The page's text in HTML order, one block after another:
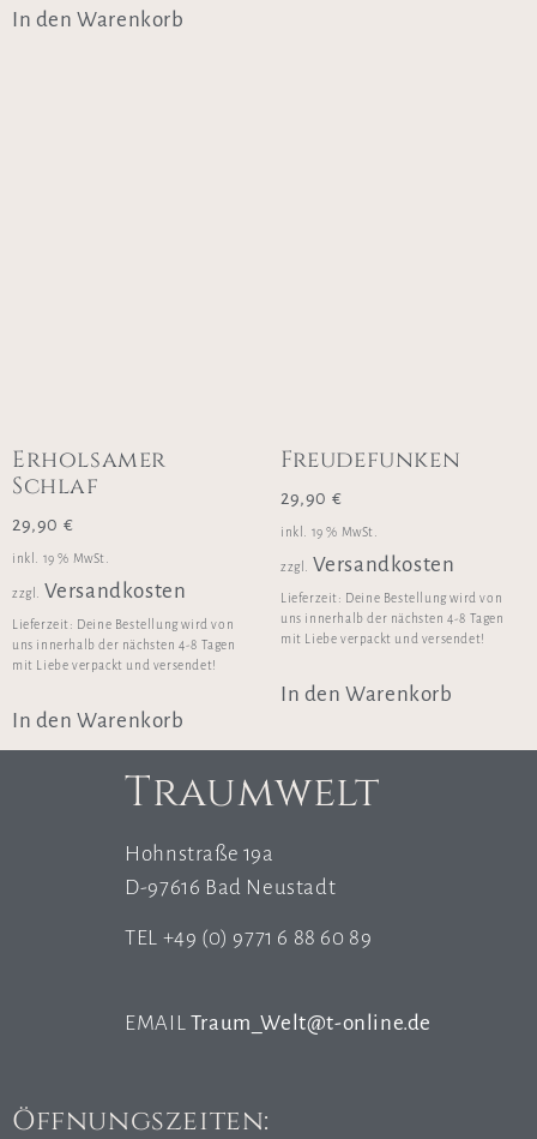
In den Warenkorb
Erholsamer
Schlaf
29,90 €
inkl. 19 % MwSt.
zzgl. Versandkosten
Lieferzeit: Deine Bestellung wird von
uns innerhalb der nächsten 4-8 Tagen
mit Liebe verpackt und versendet!
In den Warenkorb
Freudefunken
29,90 €
inkl. 19 % MwSt.
zzgl. Versandkosten
Lieferzeit: Deine Bestellung wird von
uns innerhalb der nächsten 4-8 Tagen
mit Liebe verpackt und versendet!
In den Warenkorb
Traumwelt
Hohnstraße 19a
D-97616 Bad Neustadt
TEL +49 (0) 9771 6 88 60 89
EMAIL Traum_Welt@t-online.de
Öffnungszeiten: